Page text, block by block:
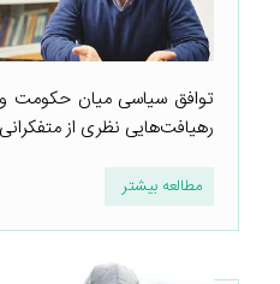
توافق سیاسی میان حکومت
رهیافت‌هایی نظری از
مطالعه بیشتر